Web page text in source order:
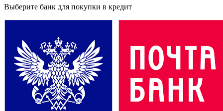
Выберите банк для покупки в кредит